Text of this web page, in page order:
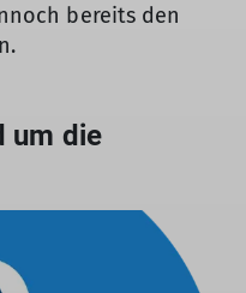
bereits den
um die